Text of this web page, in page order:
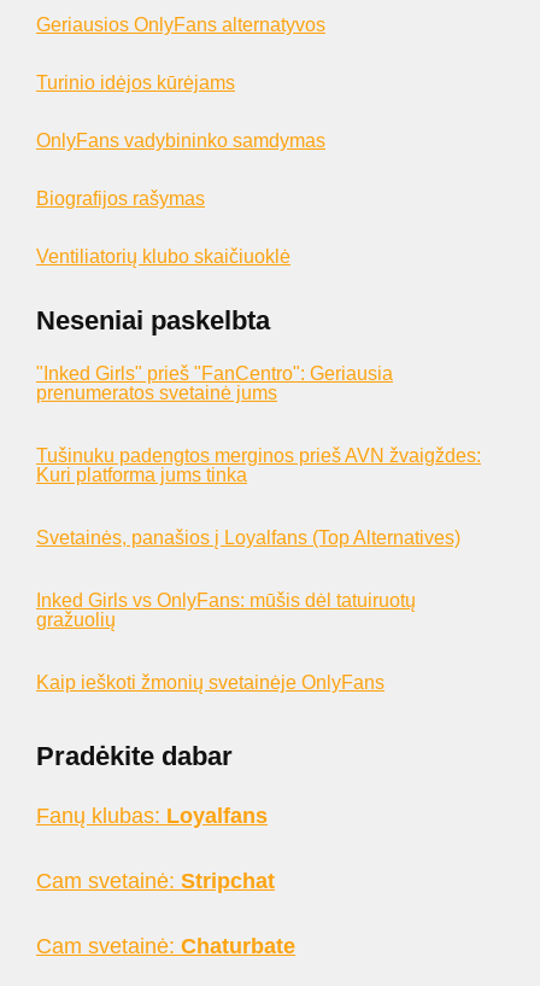
Geriausios OnlyFans alternatyvos
Turinio idėjos kūrėjams
OnlyFans vadybininko samdymas
Biografijos rašymas
Ventiliatorių klubo skaičiuoklė
Neseniai paskelbta
"Inked Girls" prieš "FanCentro": Geriausia
prenumeratos svetainė jums
Tušinuku padengtos merginos prieš AVN žvaigždes:
Kuri platforma jums tinka
Svetainės, panašios į Loyalfans (Top Alternatives)
Inked Girls vs OnlyFans: mūšis dėl tatuiruotų
gražuolių
Kaip ieškoti žmonių svetainėje OnlyFans
Pradėkite dabar
Fanų klubas: Loyalfans
Cam svetainė: Stripchat
Cam svetainė: Chaturbate